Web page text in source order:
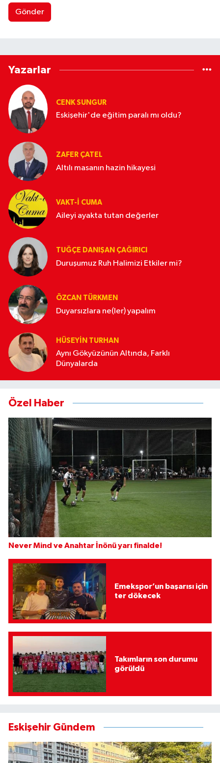
Gönder
Yazarlar
CENK SUNGUR
Eskişehir'de eğitim paralı mı oldu?
ZAFER ÇATEL
Altılı masanın hazin hikayesi
VAKT-I CUMA
Aileyi ayakta tutan değerler
TUĞÇE DANIŞAN ÇAĞIRICI
Duruşumuz Ruh Halimizi Etkiler mi?
ÖZCAN TÜRKMEN
Duyarsızlara ne(ler) yapalım
HÜSEYIN TURHAN
Aynı Gökyüzünün Altında, Farklı
Dünyalarda
Özel Haber
Never Mind ve Anahtar İnönü yarı finalde!
Emekspor’un başarısı için
ter dökecek
Takımların son durumu
görüldü
Eskişehir Gündem